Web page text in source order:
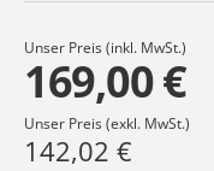
Unser Preis (inkl. MwSt.)
169,00 €
Unser Preis (exkl. MwSt.)
142,02 €